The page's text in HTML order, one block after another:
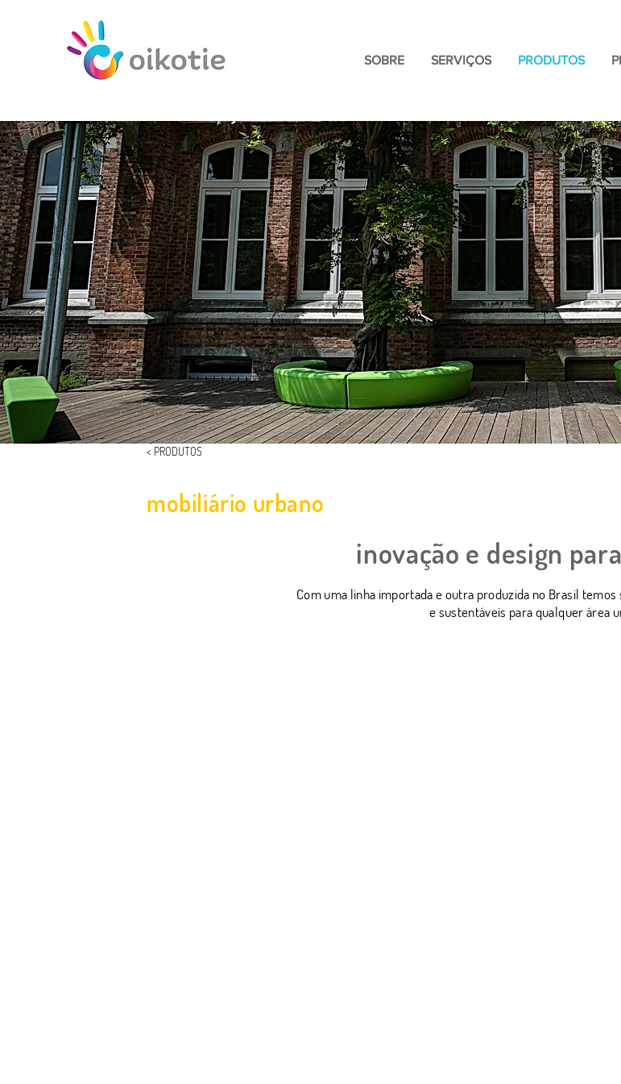
SOBRE SERVIÇOS PRODUTOS
mobiliário urbano
inovação e design
Com uma linha importada e outra produzida no Brasil
e sustentáveis para qualquer área
< PRODUTOS